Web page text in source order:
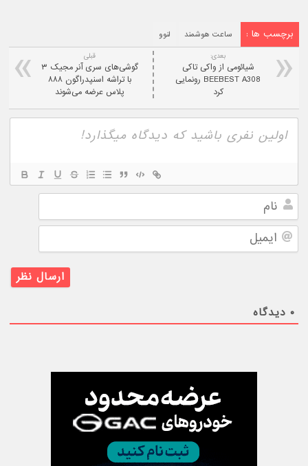
برچسب ها : ساعت هوشمند لنوو
قبلی
گوشی‌های سری آنر مجیک ۳
با تراشه اسنپدراگون ۸۸۸
پلاس عرضه می‌شوند
بعدی:
شیائومی از واکی تاکی
BEEBEST A308 رونمایی
کرد
نام
ایمیل
۰ دیدگاه